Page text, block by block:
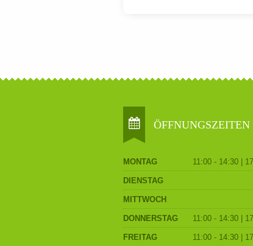
ÖFFNUNGSZEITEN
MONTAG 11:00 - 14:30 |
DIENSTAG
MITTWOCH
DONNERSTAG 11:00 - 14:30 |
FREITAG 11:00 - 14:30 |